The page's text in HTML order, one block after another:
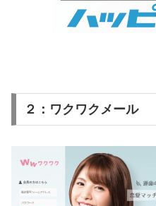
２：ワクワクメール